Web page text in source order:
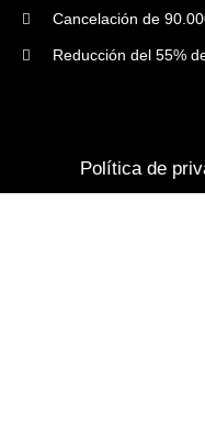
Cancelación de
Reducción del 55%
Política de